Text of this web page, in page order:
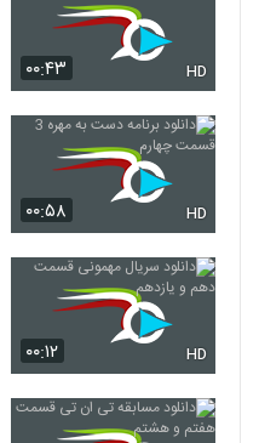
۰۰:۴۳ HD
۰۰:۵۸ HD
۰۰:۱۲ HD